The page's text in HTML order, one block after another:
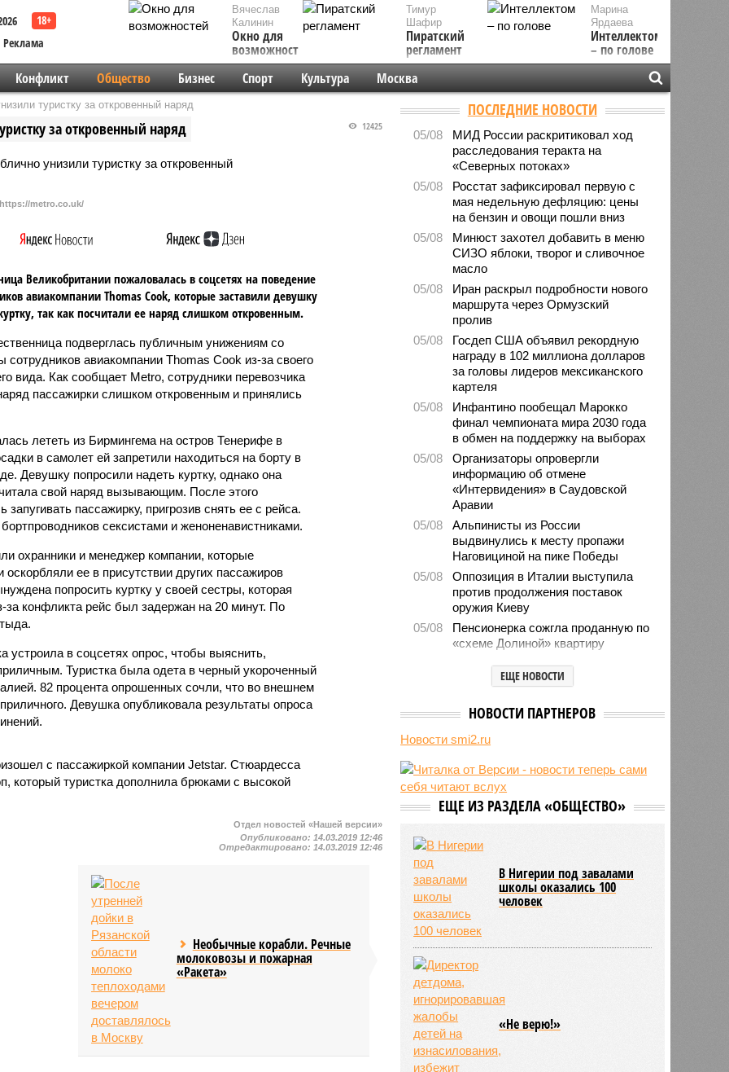
Реклама
Вячеслав
Калинин
Окно для
возможностей
Марина
Ярдаева
Интеллектом
– по голове
Тимур
Шафир
Пиратский
регламент
Конфликт Общество Бизнес Спорт Культура Москва
туристку за откровенный наряд
за откровенный наряд 12425
https://metro.co.uk/
Великобритании пожаловалась в соцсетях на поведение
авиакомпании Thomas Cook, которые заставили девушку
так как посчитали ее наряд слишком откровенным.
подверглась публичным унижениям со
сотрудников авиакомпании Thomas Cook из-за своего
вида. Как сообщает Metro, сотрудники перевозчика
пассажирки слишком откровенным и принялись
лететь из Бирмингема на остров Тенерифе в
в самолет ей запретили находиться на борту в
Девушку попросили надеть куртку, однако она
свой наряд вызывающим. После этого
пассажирку, пригрозив снять ее с рейса.
сексистами и женоненавистниками.
охранники и менеджер компании, которые
ее в присутствии других пассажиров
попросить куртку у своей сестры, которая
за конфликта рейс был задержан на 20 минут. По
устроила в соцсетях опрос, чтобы выяснить,
Туристка была одета в черный укороченный
82 процента опрошенных сочли, что во внешнем
Девушка опубликовала результаты опроса
с пассажиркой компании Jetstar. Стюардесса
который туристка дополнила брюками с высокой
Отдел новостей «Нашей версии»
Опубликовано: 14.03.2019 12:46
Отредактировано: 14.03.2019 12:46
Необычные корабли. Речные
молоковозы и пожарная
«Ракета»
ПОСЛЕДНИЕ НОВОСТИ
05/08
МИД России раскритиковал ход
расследования теракта на
«Северных потоках»
05/08
Росстат зафиксировал первую с
мая недельную дефляцию: цены
на бензин и овощи пошли вниз
05/08
Минюст захотел добавить в меню
СИЗО яблоки, творог и сливочное
масло
05/08
Иран раскрыл подробности нового
маршрута через Ормузский
пролив
05/08
Госдеп США объявил рекордную
награду в 102 миллиона долларов
за головы лидеров мексиканского
картеля
05/08
Инфантино пообещал Марокко
финал чемпионата мира 2030 года
в обмен на поддержку на выборах
05/08
Организаторы опровергли
информацию об отмене
«Интервидения» в Саудовской
Аравии
05/08
Альпинисты из России
выдвинулись к месту пропажи
Наговициной на пике Победы
05/08
Оппозиция в Италии выступила
против продолжения поставок
оружия Киеву
05/08
Пенсионерка сожгла проданную по
«схеме Долиной» квартиру
Microsoft обвинила российских
хакеров в глобальной охоте за
отелях
Тюмени обнаружено превышение
05/08
ТЦК заработали 3 миллиарда
долларов на «мёртвых душах»
В Испании потребовали исключить
чемпионата мира 2030 года из-за
05/08
Сотрудница полиции помогла
сыну обстрелять конкурирующую
банду
ЕЩЕ НОВОСТИ
НОВОСТИ ПАРТНЕРОВ
Новости smi2.ru
ЕЩЕ ИЗ РАЗДЕЛА «ОБЩЕСТВО»
В Нигерии под завалами
школы оказались 100
человек
«Не верю!»